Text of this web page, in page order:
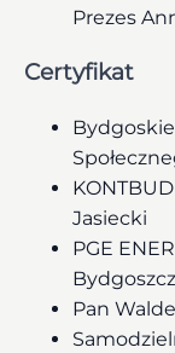
Prezes
Certyfikat
Jasiecki
PGE
Pan